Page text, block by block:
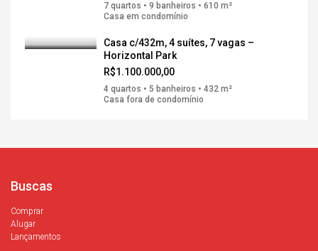
7 quartos • 9 banheiros • 610 m²
Casa em condomínio
Casa c/432m, 4 suítes, 7 vagas –
Horizontal Park
R$1.100.000,00
4 quartos • 5 banheiros • 432 m²
Casa fora de condomínio
Buscas
Comprar
Alugar
Lançamentos